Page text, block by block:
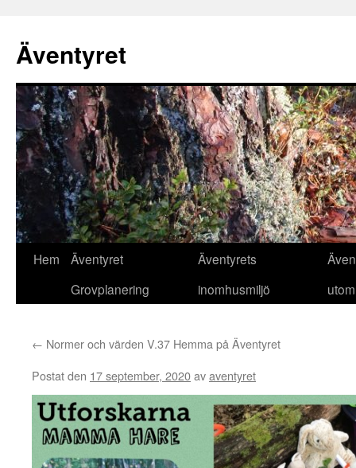
Äventyret
Hoppa
Hem
Äventyret
Grovplanering
Äventyrets
inomhusmiljö
← Normer och värden V.37 Hemma på Äventyret
Postat den 17 september, 2020avaventyret